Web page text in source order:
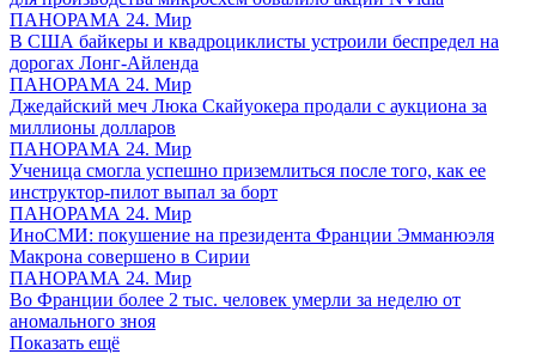
ПАНОРАМА 24. Мир
В США байкеры и квадроциклисты устроили беспредел на
дорогах Лонг-Айленда
ПАНОРАМА 24. Мир
Джедайский меч Люка Скайуокера продали с аукциона за
миллионы долларов
ПАНОРАМА 24. Мир
Ученица смогла успешно приземлиться после того, как ее
инструктор-пилот выпал за борт
ПАНОРАМА 24. Мир
ИноСМИ: покушение на президента Франции Эмманюэля
Макрона совершено в Сирии
ПАНОРАМА 24. Мир
Во Франции более 2 тыс. человек умерли за неделю от
аномального зноя
Показать ещё